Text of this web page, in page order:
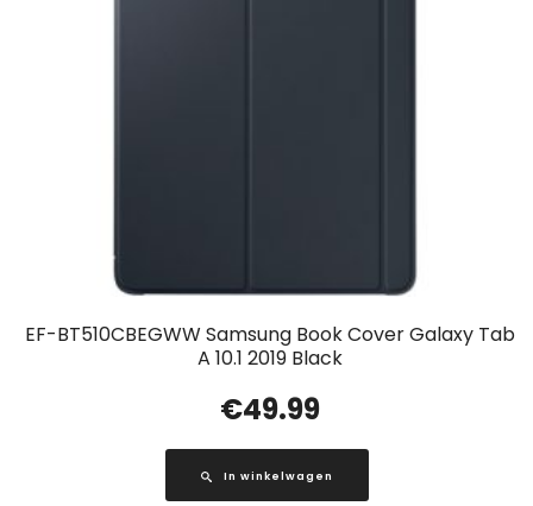
EF-BT510CBEGWW Samsung Book Cover Galaxy Tab
A 10.1 2019 Black
€49.99
In winkelwagen